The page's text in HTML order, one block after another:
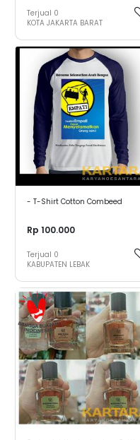
Terjual 0
KOTA JAKARTA BARAT
- T-Shirt Cotton Combeed
Rp 100.000
Terjual 0
KABUPATEN LEBAK